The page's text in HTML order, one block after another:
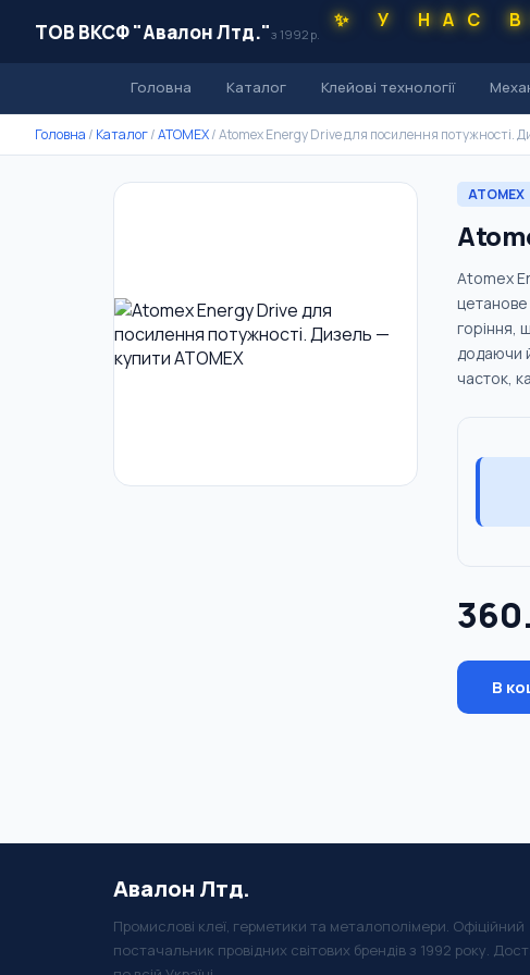
ТОВ ВКСФ "Авалон Лтд."з 1992 р.
✨ У НАС
Головна Каталог Клейові технології
Головна / Каталог/ATOMEX/Atomex Energy Drive для посилення потужності.
ATOMEX
Atomex
цетанове
горіння,
додаючи
часток,
В
Авалон Лтд.
Промислові клеї, герметики та металополімери. Офіційний
постачальник провідних світових брендів з 1992 року.